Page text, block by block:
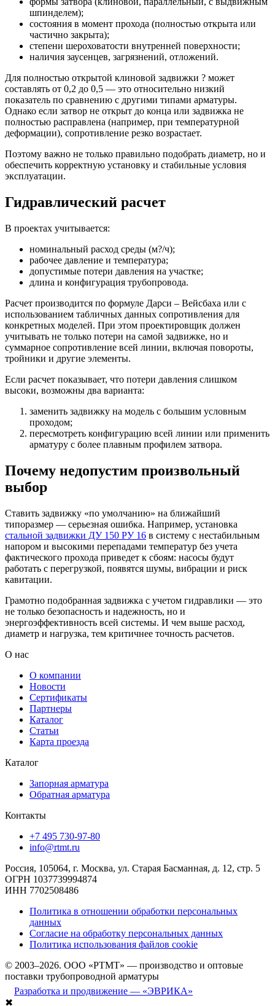
шпинделем);
состояния в момент прохода (полностью открыта или
частично закрыта);
степени шероховатости внутренней поверхности;
наличия заусенцев, загрязнений, отложений.
Для полностью открытой клиновой задвижки ? может
составлять от 0,2 до 0,5 — это относительно низкий
показатель по сравнению с другими типами арматуры.
Однако если затвор не открыт до конца или задвижка не
полностью расправлена (например, при температурной
деформации), сопротивление резко возрастает.
Поэтому важно не только правильно подобрать диаметр, но и
обеспечить корректную установку и стабильные условия
эксплуатации.
Гидравлический расчет
В проектах учитывается:
номинальный расход среды (м?/ч);
рабочее давление и температура;
допустимые потери давления на участке;
длина и конфигурация трубопровода.
Расчет производится по формуле Дарси – Вейсбаха или с
использованием табличных данных сопротивления для
конкретных моделей. При этом проектировщик должен
учитывать не только потери на самой задвижке, но и
суммарное сопротивление всей линии, включая повороты,
тройники и другие элементы.
Если расчет показывает, что потери давления слишком
высоки, возможны два варианта:
заменить задвижку на модель с большим условным
проходом;
пересмотреть конфигурацию всей линии или применить
арматуру с более плавным профилем затвора.
Почему недопустим произвольный
выбор
Ставить задвижку «по умолчанию» на ближайший
типоразмер — серьезная ошибка. Например, установка
стальной задвижки ДУ 150 РУ 16 в систему с нестабильным
напором и высокими перепадами температур без учета
фактического прохода приведет к сбоям: насосы будут
работать с перегрузкой, появятся шумы, вибрации и риск
кавитации.
Грамотно подобранная задвижка с учетом гидравлики — это
не только безопасность и надежность, но и
энергоэффективность всей системы. И чем выше расход,
диаметр и нагрузка, тем критичнее точность расчетов.
О нас
О компании
Новости
Сертификаты
Партнеры
Каталог
Статьи
Карта проезда
Каталог
Запорная арматура
Обратная арматура
Контакты
+7 495 730-97-80
info@rtmt.ru
Россия, 105064, г. Москва, ул. Старая Басманная, д. 12, стр. 5
ОГРН 1037739994874
ИНН 7702508486
Политика в отношении обработки персональных
данных
Согласие на обработку персональных данных
Политика использования файлов cookie
© 2003–2026. ООО «РТМТ» — производство и оптовые
поставки трубопроводной арматуры
Разработка и продвижение — «ЭВРИКА»
✖